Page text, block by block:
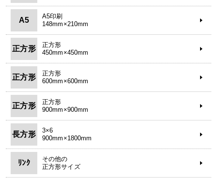
A5
A5印刷
148mm×210mm
正方形
正方形
450mm×450mm
正方形
正方形
600mm×600mm
正方形
正方形
900mm×900mm
長方形
3×6
900mm×1800mm
ﾘﾝｸ
その他の
正方形サイズ